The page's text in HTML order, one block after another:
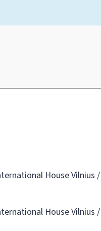
House Vilnius /
House Vilnius /